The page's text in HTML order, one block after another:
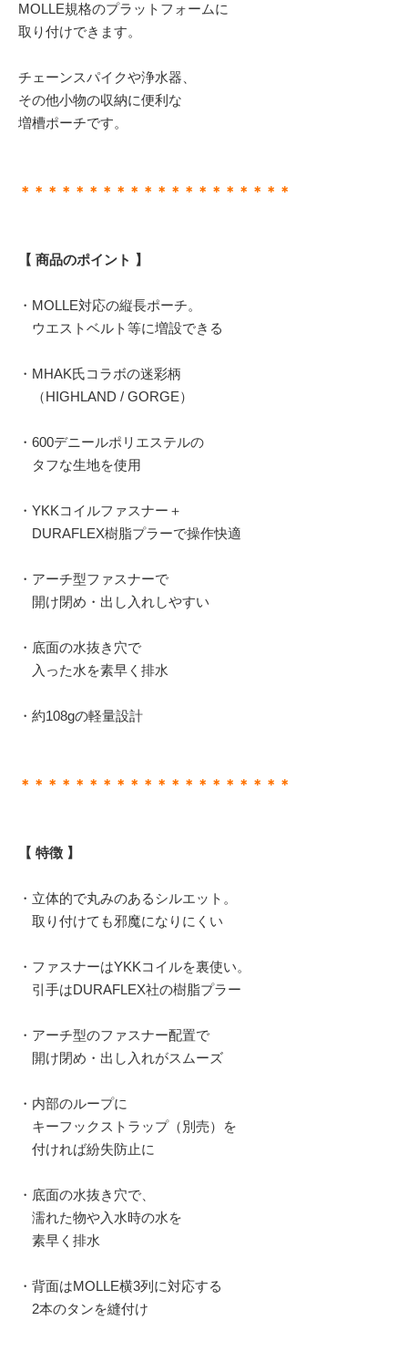
MOLLE規格のプラットフォームに
取り付けできます。
チェーンスパイクや浄水器、
その他小物の収納に便利な
増槽ポーチです。
＊＊＊＊＊＊＊＊＊＊＊＊＊＊＊＊＊＊＊＊
【 商品のポイント 】
・MOLLE対応の縦長ポーチ。
ウエストベルト等に増設できる
・MHAK氏コラボの迷彩柄
（HIGHLAND / GORGE）
・600デニールポリエステルの
タフな生地を使用
・YKKコイルファスナー＋
DURAFLEX樹脂プラーで操作快適
・アーチ型ファスナーで
開け閉め・出し入れしやすい
・底面の水抜き穴で
入った水を素早く排水
・約108gの軽量設計
＊＊＊＊＊＊＊＊＊＊＊＊＊＊＊＊＊＊＊＊
【 特徴 】
・立体的で丸みのあるシルエット。
取り付けても邪魔になりにくい
・ファスナーはYKKコイルを裏使い。
引手はDURAFLEX社の樹脂プラー
・アーチ型のファスナー配置で
開け閉め・出し入れがスムーズ
・内部のループに
キーフックストラップ（別売）を
付ければ紛失防止に
・底面の水抜き穴で、
濡れた物や入水時の水を
素早く排水
・背面はMOLLE横3列に対応する
2本のタンを縫付け